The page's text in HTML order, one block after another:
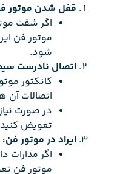
قفل شدن موتور
اگر شفت
موتور فن
شود.
اتصال نادرست
کانکتور
اتصالات آن
در صورت
تعویض
ایراد در موتور فن:
اگر مدارات
موتور فن